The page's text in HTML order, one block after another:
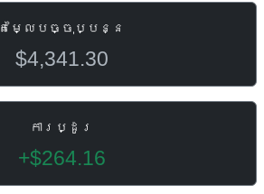
តម្លៃបច្ចុប្បន្ន
$4,341.30
ការប្ដូរ
+$264.16